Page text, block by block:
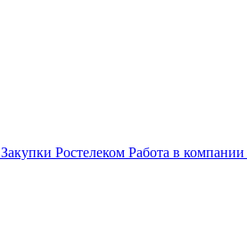
Закупки Ростелеком Работа в компании